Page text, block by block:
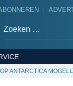
ANTARCTICA